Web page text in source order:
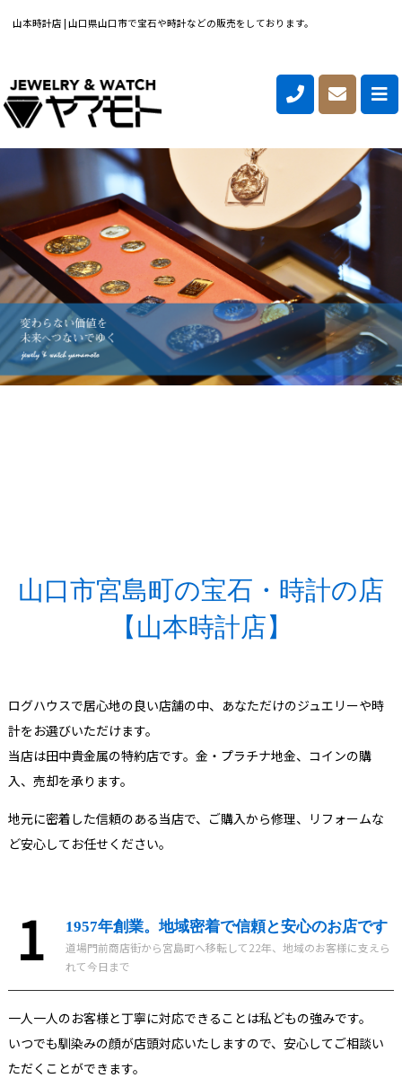
山本時計店 | 山口県山口市で宝石や時計などの販売をしております。
山口市宮島町の宝石・時計の店
【山本時計店】
ログハウスで居心地の良い店舗の中、あなただけのジュエリーや時
計をお選びいただけます。
当店は田中貴金属の特約店です。金・プラチナ地金、コインの購
入、売却を承ります。
地元に密着した信頼のある当店で、ご購入から修理、リフォームな
ど安心してお任せください。
1957年創業。地域密着で信頼と安心のお店です
道場門前商店街から宮島町へ移転して22年、地域のお客様に支えら
れて今日まで
一人一人のお客様と丁寧に対応できることは私どもの強みです。
いつでも馴染みの顔が店頭対応いたしますので、安心してご相談い
ただくことができます。